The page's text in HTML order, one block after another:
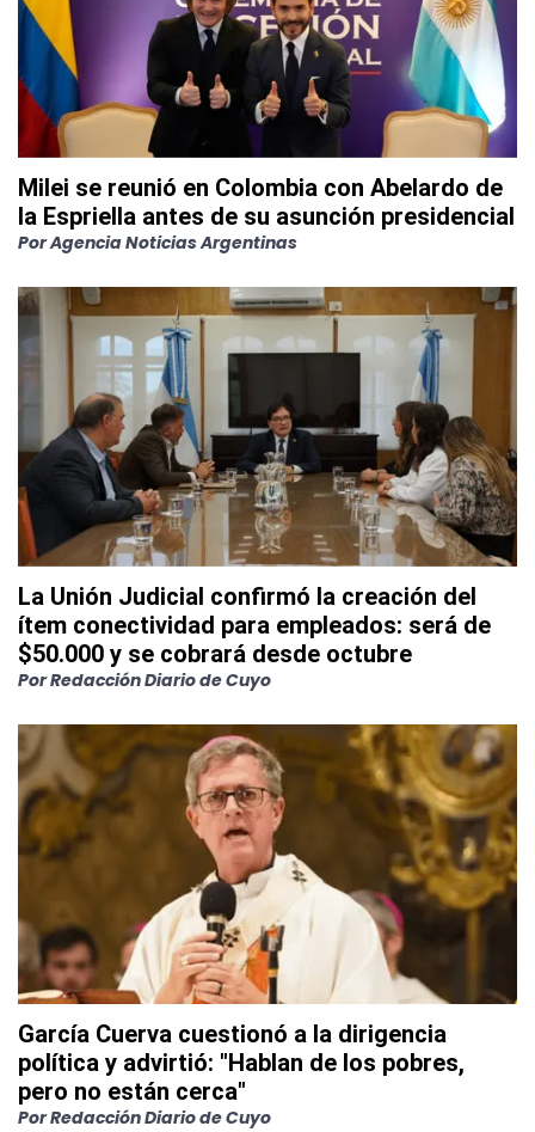
Milei se reunió en Colombia con Abelardo de
la Espriella antes de su asunción presidencial
PorAgencia Noticias Argentinas
La Unión Judicial confirmó la creación del
ítem conectividad para empleados: será de
$50.000 y se cobrará desde octubre
PorRedacción Diario de Cuyo
García Cuerva cuestionó a la dirigencia
política y advirtió: "Hablan de los pobres,
pero no están cerca"
PorRedacción Diario de Cuyo